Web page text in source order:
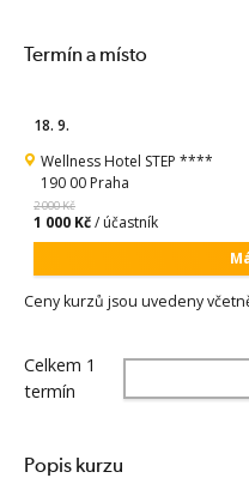
Termín a místo
18. 9.
Wellness Hotel STEP ****
190 00 Praha
2 000 Kč
1 000 Kč/ účastník
Ceny kurzů jsou uvedeny
Celkem 1
termín
Popis kurzu